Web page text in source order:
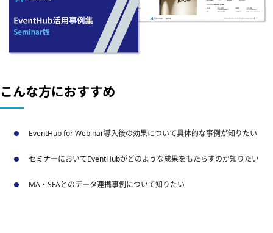
こんな方におすすめ
EventHub for Webinar導入後の効果について具体的な事例が知りたい
セミナーにおいてEventHubがどのような成果をもたらすのか知りたい
MA・SFAとのデータ連携事例について知りたい